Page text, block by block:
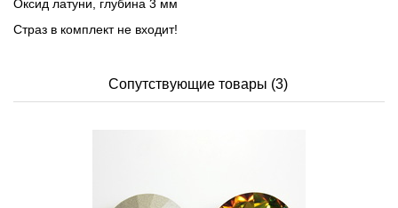
Оксид латуни, глубина 3 мм
Страз в комплект не входит!
Сопутствующие товары (3)